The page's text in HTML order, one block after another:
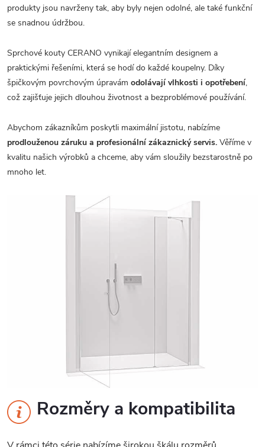
produkty jsou navrženy tak, aby byly nejen odolné, ale také funkční
se snadnou údržbou.
Sprchové kouty CERANO vynikají elegantním designem a
praktickými řešeními, která se hodí do každé koupelny. Díky
špičkovým povrchovým úpravám odolávají vlhkosti i opotřebení,
což zajišťuje jejich dlouhou životnost a bezproblémové používání.
Abychom zákazníkům poskytli maximální jistotu, nabízíme
prodlouženou záruku a profesionální zákaznický servis. Věříme v
kvalitu našich výrobků a chceme, aby vám sloužily bezstarostně po
mnoho let.
Rozměry a kompatibilita